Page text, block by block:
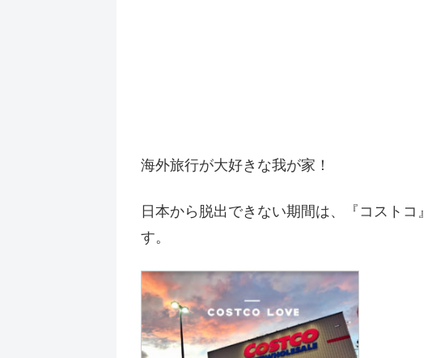
海外旅行が大好きな我が家！
日本から脱出できない期間は、『コストコ』
す。